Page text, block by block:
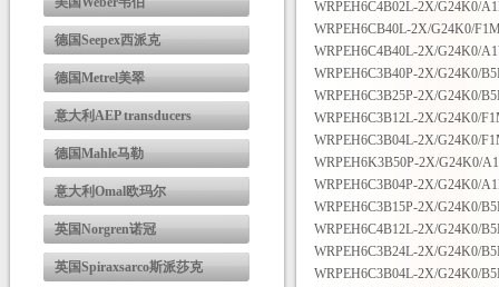
德国Seepex西派克
德国Metrel美翠
意大利AEP transducers
德国Mahle马勒
意大利Omal欧玛尔
英国Norgren诺冠
英国Spiraxsarco斯派莎克
WRPEH6C4B02L-2X/G24K0/
WRPEH6CB40L-2X/G24K0/
WRPEH6C4B40L-2X/G24K0/
WRPEH6C3B40P-2X/G24K0/
WRPEH6C3B25P-2X/G24K0/
WRPEH6C3B12L-2X/G24K0/
WRPEH6C3B04L-2X/G24K0/
WRPEH6K3B50P-2X/G24K0/
WRPEH6C3B04P-2X/G24K0/
WRPEH6C3B15P-2X/G24K0/
WRPEH6C4B12L-2X/G24K0/
WRPEH6C3B24L-2X/G24K0/
WRPEH6C3B04L-2X/G24K0/